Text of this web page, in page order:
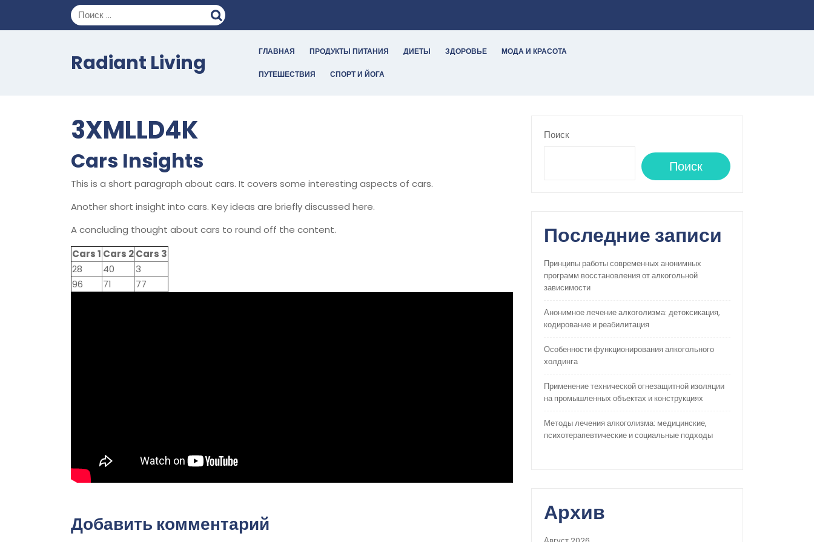
содержимому
Radiant Living ГЛАВНАЯ ПРОДУКТЫ ПИТАНИЯ ДИЕТЫ ЗДОРОВЬЕ МОДА И КРАСОТА
ПУТЕШЕСТВИЯ СПОРТ И ЙОГА
3XMLLD4K
Cars Insights
This is a short paragraph about cars. It covers some interesting aspects of cars.
Another short insight into cars. Key ideas are briefly discussed here.
A concluding thought about cars to round off the content.
Cars 1 Cars 2Cars 3
28
40
3
96
71 77
Добавить комментарий
Поиск
Поиск
Последние записи
Принципы работы современных анонимных
программ восстановления от алкогольной
зависимости
Анонимное лечение алкоголизма: детоксикация,
кодирование и реабилитация
Особенности функционирования алкогольного
холдинга
Применение технической огнезащитной изоляции
на промышленных объектах и конструкциях
Методы лечения алкоголизма: медицинские,
психотерапевтические и социальные подходы
Архив